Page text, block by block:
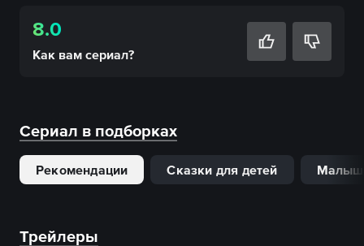
8.0
Как вам сериал?
Сериал в подборках
Рекомендации Сказки для детей
Трейлеры